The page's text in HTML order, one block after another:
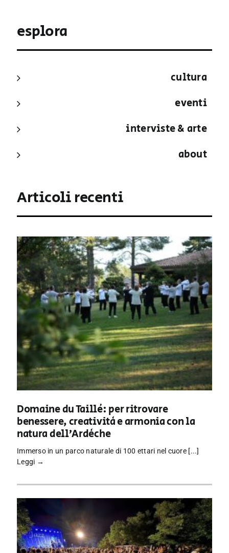
esplora
cultura
eventi
interviste & arte
about
Articoli recenti
Domaine du Taillé: per ritrovare
benessere, creatività e armonia con la
natura dell’Ardèche
Immerso in un parco naturale di 100 ettari nel cuore [...]
Leggi →